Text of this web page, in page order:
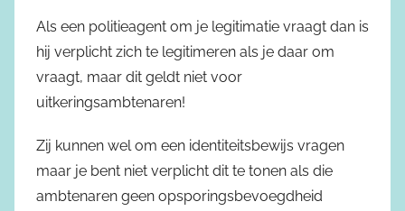
Als een politieagent om je legitimatie vraagt dan is
hij verplicht zich te legitimeren als je daar om
vraagt, maar dit geldt niet voor
uitkeringsambtenaren!
Zij kunnen wel om een identiteitsbewijs vragen
maar je bent niet verplicht dit te tonen als die
ambtenaren geen opsporingsbevoegdheid